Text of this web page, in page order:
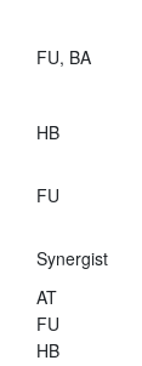
FU, BA
HB
FU
Synergist
AT
FU
HB